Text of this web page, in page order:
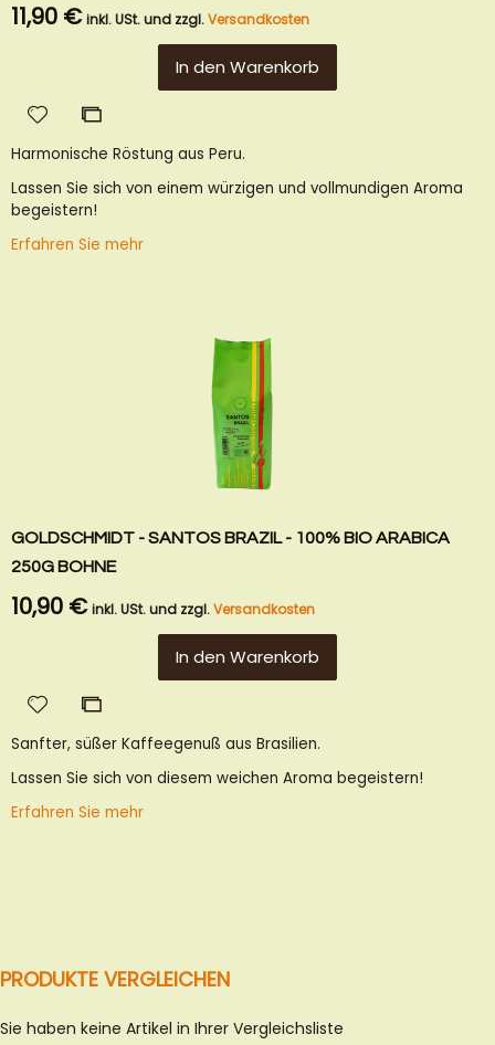
11,90 € inkl. USt. und zzgl.Versandkosten
In den Warenkorb
Zur
hinzufügen
Zur
hinzufügen
Harmonische Röstung aus Peru.
Lassen Sie sich von einem würzigen und vollmundigen Aroma
begeistern!
Erfahren Sie mehr
GOLDSCHMIDT - SANTOS BRAZIL - 100% BIO ARABICA
250G BOHNE
10,90 € inkl. USt. und zzgl.Versandkosten
In den Warenkorb
Zur
hinzufügen
Zur
hinzufügen
Sanfter, süßer Kaffeegenuß aus Brasilien.
Lassen Sie sich von diesem weichen Aroma begeistern!
Erfahren Sie mehr
PRODUKTE VERGLEICHEN
Sie haben keine Artikel in Ihrer Vergleichsliste